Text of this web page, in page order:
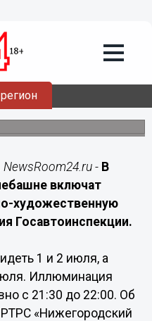
включат
праздничная
дорожной
- В
включат
художественную
Госавтоинспекции.
1 и 2 июля, а
Иллюминация
с 21:30 до 22:00. Об
«Нижегородский